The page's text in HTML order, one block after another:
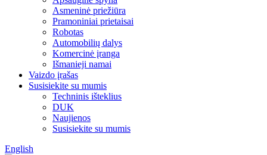
Asmeninė priežiūra
Pramoniniai prietaisai
Robotas
Automobilių dalys
Komercinė įranga
Išmanieji namai
Vaizdo įrašas
Susisiekite su mumis
Techninis išteklius
DUK
Naujienos
Susisiekite su mumis
English